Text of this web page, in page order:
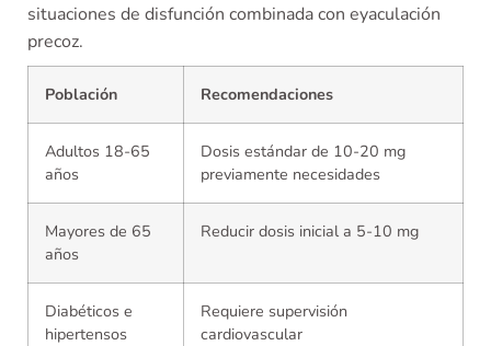
situaciones de disfunción combinada con eyaculación
precoz.
Población Recomendaciones
Adultos 18-65
años
Dosis estándar de 10-20 mg
previamente necesidades
Mayores de 65
años
Reducir dosis inicial a 5-10 mg
Diabéticos e
hipertensos
Requiere supervisión
cardiovascular